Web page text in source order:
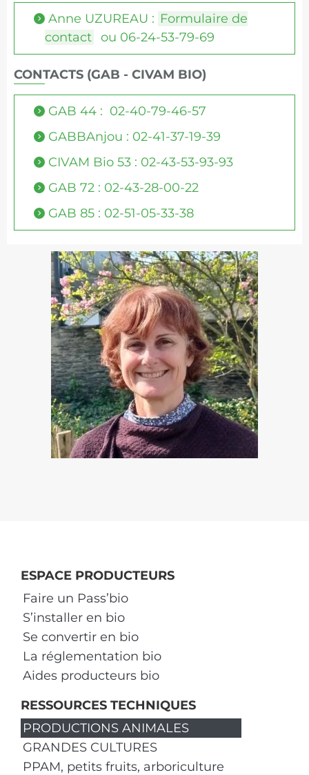
Anne UZUREAU : Formulaire de
contact ou 06-24-53-79-69
CONTACTS (GAB - CIVAM BIO)
GAB 44 : 02-40-79-46-57
GABBAnjou : 02-41-37-19-39
CIVAM Bio 53 : 02-43-53-93-93
GAB 72 : 02-43-28-00-22
GAB 85 : 02-51-05-33-38
ESPACE PRODUCTEURS
Faire un Pass’bio
S’installer en bio
Se convertir en bio
La réglementation bio
Aides producteurs bio
RESSOURCES TECHNIQUES
PRODUCTIONS ANIMALES
GRANDES CULTURES
PPAM, petits fruits, arboriculture